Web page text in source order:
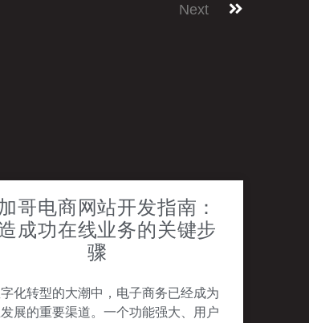
Next
哥电商网站开发指南：
成功在线业务的关键步
骤
化转型的大潮中，电子商务已经成为
展的重要渠道。一个功能强大、用户